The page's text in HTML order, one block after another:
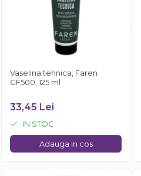
Vaselina tehnica, Faren
GF500, 125 ml
33,45 Lei
IN STOC
Adauga in cos